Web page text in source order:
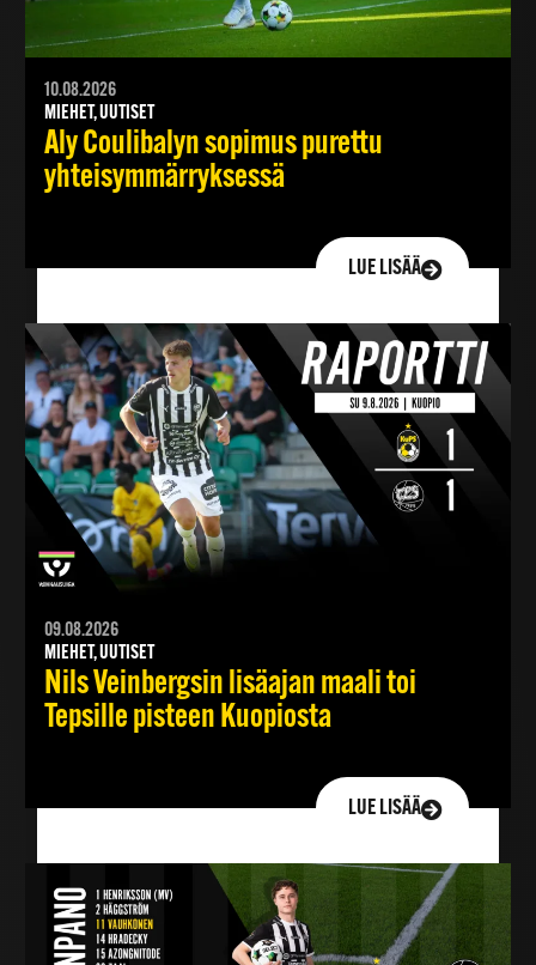
10.08.2026
MIEHET, UUTISET
Aly Coulibalyn sopimus purettu
yhteisymmärryksessä
LUE LISÄÄ
09.08.2026
MIEHET, UUTISET
Nils Veinbergsin lisäajan maali toi
Tepsille pisteen Kuopiosta
LUE LISÄÄ